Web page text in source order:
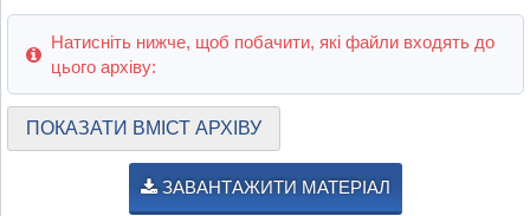
Натисніть нижче, щоб побачити, які файли входять до
цього архіву:
ПОКАЗАТИ ВМІСТ АРХІВУ
ЗАВАНТАЖИТИ МАТЕРІАЛ